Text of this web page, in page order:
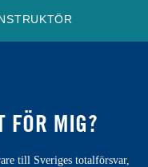
FÖR MIG?
till Sveriges totalförsvar,